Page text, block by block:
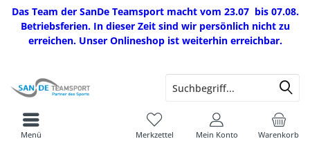
Das Team der SanDe Teamsport macht vom 23.07 bis 07.08.
Betriebsferien. In dieser Zeit sind wir persönlich nicht zu
erreichen. Unser Onlineshop ist weiterhin erreichbar.
Warenkorb
Merkzettel Mein Konto
Menü